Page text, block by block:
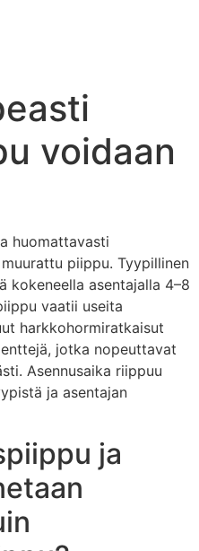
voidaan
huomattavasti
piippu. Tyypillinen
kokeneella asentajalla 4–8
vaatii useita
harkkohormiratkaisut
jotka nopeuttavat
Asennusaika riippuu
ja asentajan
ja